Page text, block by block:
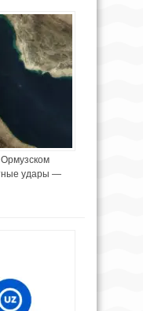
удары —